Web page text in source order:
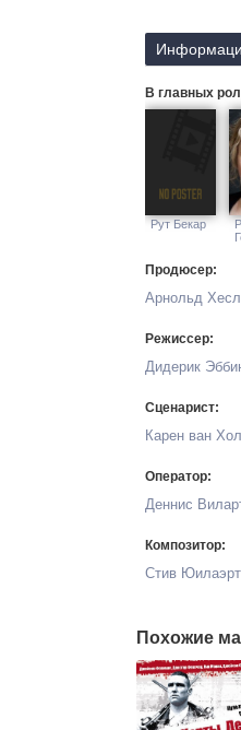
В главных
Рут Бекар
Продюсер:
Арнольд
Режиссер:
Дидерик
Сценарист:
Карен ван
Оператор:
Деннис
Композитор:
Стив Юилаэрт
Похожие